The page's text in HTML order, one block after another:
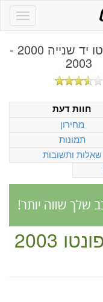
פיאט פונטו יד שנייה 2000 -
2003
חוות דעת
מחירון
תמונות
שאלות ותשובות
פיאט פונטו 2003